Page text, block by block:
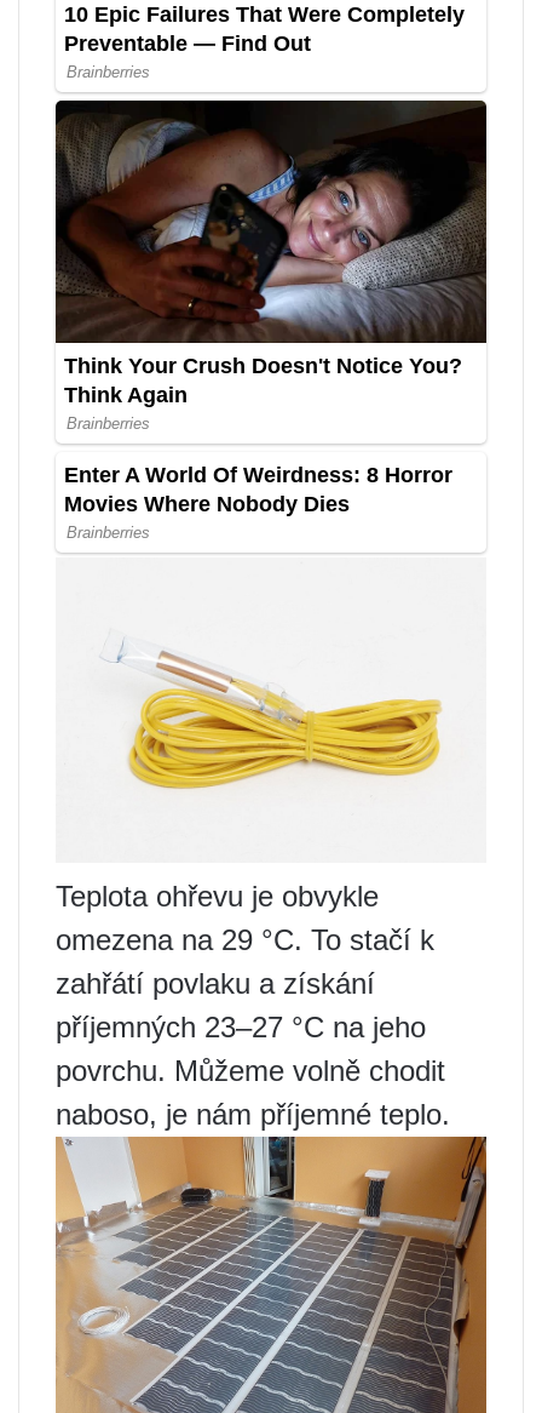
Teplota ohřevu je obvykle
omezena na 29 °C. To stačí k
zahřátí povlaku a získání
příjemných 23–27 °C na jeho
povrchu. Můžeme volně chodit
naboso, je nám příjemné teplo.